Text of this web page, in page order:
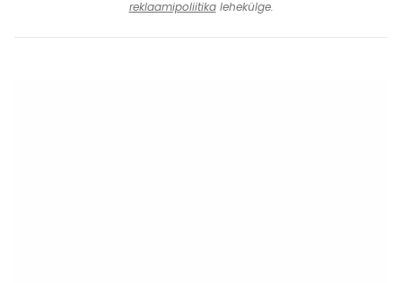
reklaamipoliitikalehekülge.